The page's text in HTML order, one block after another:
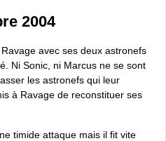
2004
avec ses deux astronefs
Ni Sonic, ni Marcus ne se sont
les astronefs qui leur
à Ravage de reconstituer ses
timide attaque mais il fit vite